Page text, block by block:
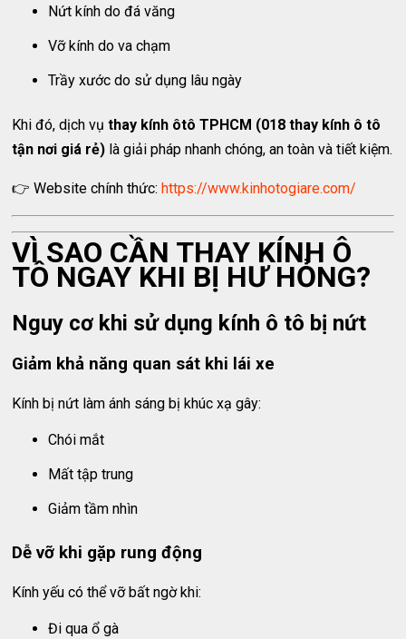
Nứt kính do đá văng
Vỡ kính do va chạm
Trầy xước do sử dụng lâu ngày
Khi đó, dịch vụthay kính ôtô TPHCM (018 thay kính ô tô
tận nơi giá rẻ) là giải pháp nhanh chóng, an toàn và tiết kiệm.
👉 Website chính thức:https://www.kinhotogiare.com/
VÌ SAO CẦN THAY KÍNH Ô
TÔ NGAY KHI BỊ HƯ HỎNG?
Nguy cơ khi sử dụng kính ô tô bị nứt
Giảm khả năng quan sát khi lái xe
Kính bị nứt làm ánh sáng bị khúc xạ gây:
Chói mắt
Mất tập trung
Giảm tầm nhìn
Dễ vỡ khi gặp rung động
Kính yếu có thể vỡ bất ngờ khi:
Đi qua ổ gà